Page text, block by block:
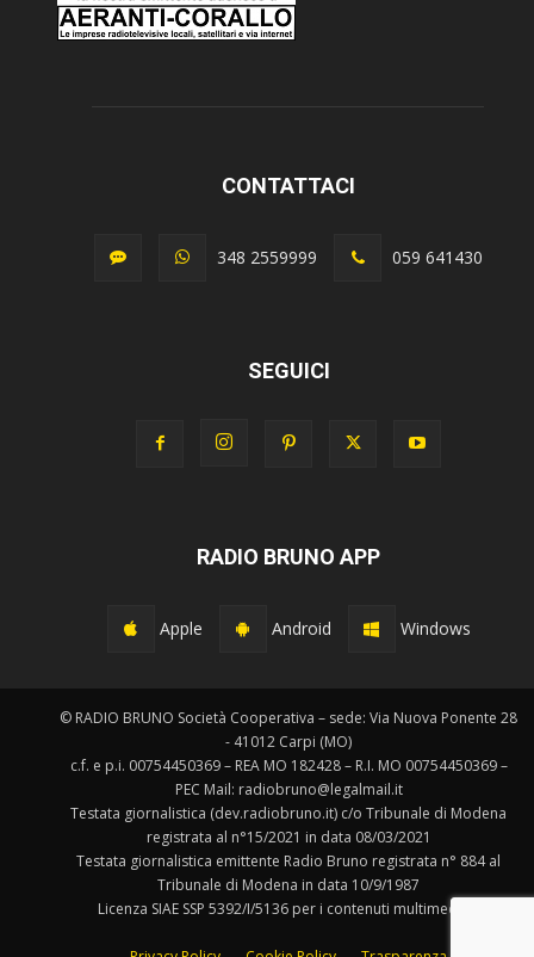
CONTATTACI
348 2559999 059 641430
SEGUICI
RADIO BRUNO APP
Apple Android Windows
© RADIO BRUNO Società Cooperativa – sede: Via Nuova Ponente 28
- 41012 Carpi (MO)
c.f. e p.i. 00754450369 – REA MO 182428 – R.I. MO 00754450369 –
PEC Mail: radiobruno@legalmail.it
Testata giornalistica (dev.radiobruno.it) c/o Tribunale di Modena
registrata al n°15/2021 in data 08/03/2021
Testata giornalistica emittente Radio Bruno registrata n° 884 al
Tribunale di Modena in data 10/9/1987
Licenza SIAE SSP 5392/I/5136 per i contenuti multimediali.